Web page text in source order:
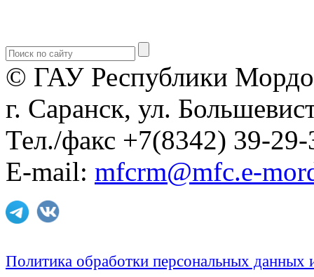
© ГАУ Республики
г. Саранск, ул.
Тел./факс +7(8342) 39-29-
E-mail: mfcrm@mfc.e-
Политика обработки персональных